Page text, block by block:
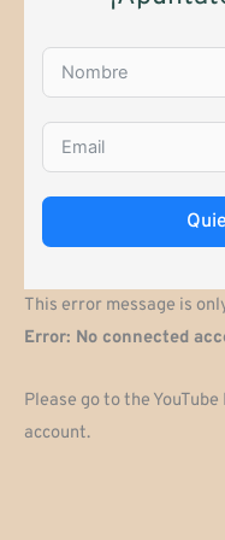
This error message is
Error: No connected
Please go to the
account.